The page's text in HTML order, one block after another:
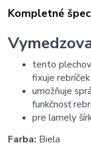
Kompletné
tento
fixuje rebríček
umožňuje
funkčnosť
pre lamely
Farba: Biela